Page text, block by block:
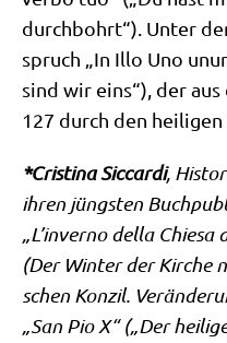
durch­bohrt“). Unter
spruch „In Illo Uno
sind wir eins“), der
127 durch den
*Cri­sti­na Sic­car­di,
ihren jüng­sten
„L’inverno del­la
(Der Win­ter der Kir­che
schen Kon­zil.
„San Pio X“ („Der